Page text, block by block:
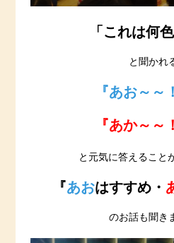
「これは何
と聞かれ
『あお～～
『あか～～
と元気に答えること
『あおはすすめ・
のお話も聞き